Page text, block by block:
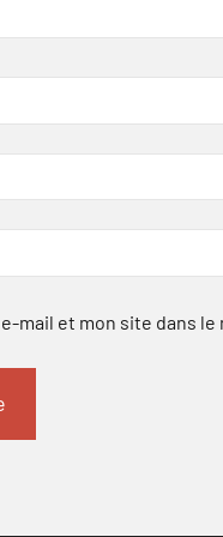
mail et mon site dans